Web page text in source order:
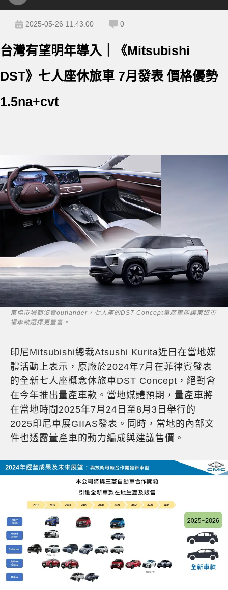
2025-05-26 11:43:00 0
台灣有望明年導入｜《Mitsubishi
DST》七人座休旅車 7月發表 價格優勢
1.5na+cvt
東協市場都沒賣outlander，七人座的DST Concept量產車能讓東協市
場車款選擇更豐富。
印尼Mitsubishi總裁Atsushi Kurita近日在當地媒
體活動上表示，原廠於2024年7月在菲律賓發表
的全新七人座概念休旅車DST Concept，絕對會
在今年推出量產車款。當地媒體預期，量產車將
在當地時間2025年7月24日至8月3日舉行的
2025印尼車展GIIAS發表。同時，當地的內部文
件也透露量產車的動力編成與建議售價。